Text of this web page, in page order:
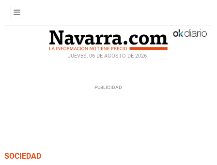
JUEVES, 06 DE AGOSTO DE 2026
SOCIEDAD